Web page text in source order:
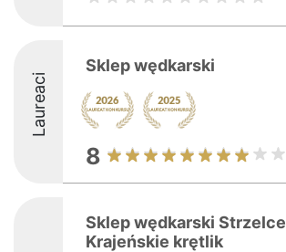
Laureaci
Sklep wędkarski
8
Sklep wędkarski Strzelce
Krajeńskie krętlik